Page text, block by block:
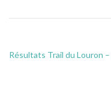
Résultats Trail du Louron